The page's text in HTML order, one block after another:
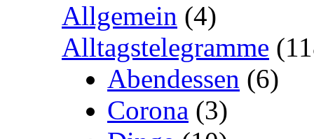
Allgemein (4)
Alltagstelegramme
Abendessen (6)
Corona (3)